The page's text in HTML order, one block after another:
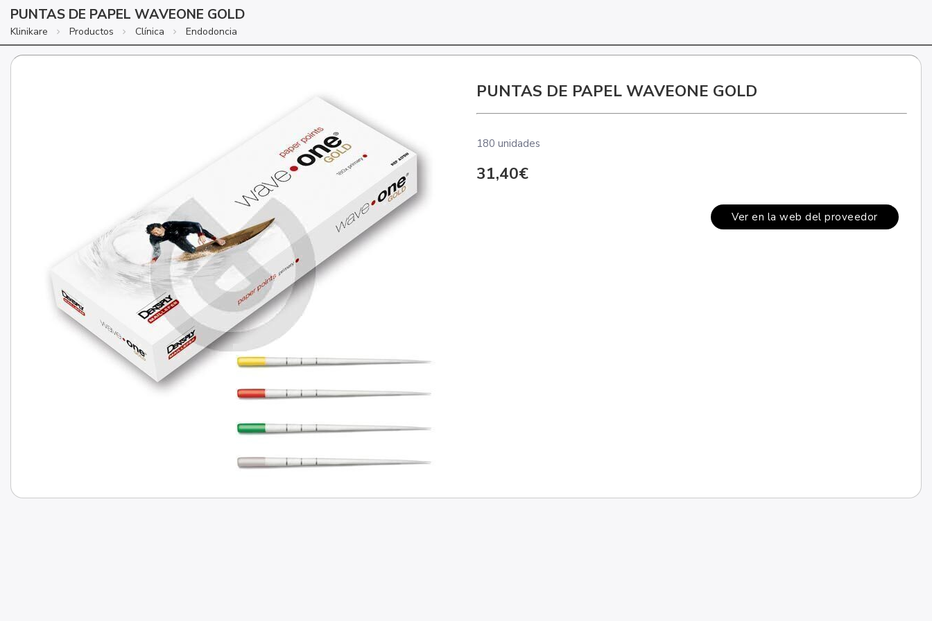
PUNTAS DE PAPEL WAVEONE GOLD
Klinikare Productos Clínica Endodoncia
PUNTAS DE PAPEL WAVEONE GOLD
180 unidades
31,40€
Ver en la web del proveedor